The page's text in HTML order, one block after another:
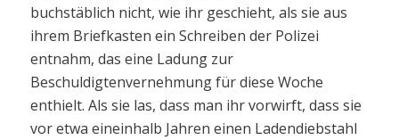
buchstäblich nicht, wie ihr geschieht, als sie aus
ihrem Briefkasten ein Schreiben der Polizei
entnahm, das eine Ladung zur
Beschuldigtenvernehmung für diese Woche
enthielt. Als sie las, dass man ihr vorwirft, dass sie
vor etwa eineinhalb Jahren einen Ladendiebstahl